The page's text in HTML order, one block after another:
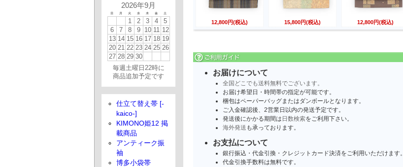
12,800円(税込) 15,800円(税込) 12,800円(税込)
お届けについて
全国どこでも送料無料でございます。
お届け希望日・時間帯の指定が可能です。
梱包はペーパーバッグまたはダンボールとなります。
ご入金確認後、2営業日以内の発送予定です。
発送後にかかる期間は 日数検索をご利用下さい。
海外発送 も承っております。
お支払について
銀行振込・代金引換・クレジットカード決済をご利用いただけます。
代金引換手数料は無料です。
2026年9月
日 月 火 水 木 金 土
1 2 3 4
5
6
7 8 9 10 11 12
13 14 15 16 17 18 19
20 21 22 23 24 25 26
27 28 29 30
毎週土曜日22時に
商品追加予定です
仕立て替え帯 [-
kaico-]
KIMONO姫12 掲
載商品
アンティーク振
袖
博多小袋帯